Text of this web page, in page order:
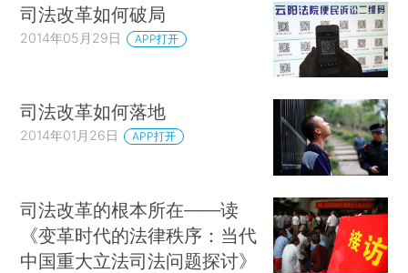
司法改革如何破局
2014年05月29日 APP打开
司法改革如何落地
2014年01月26日 APP打开
司法改革的根本所在——读
《变革时代的法律秩序：当代
中国重大立法司法问题探讨》